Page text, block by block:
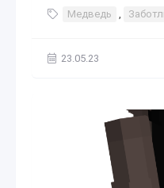
Медведь ,
23.05.23